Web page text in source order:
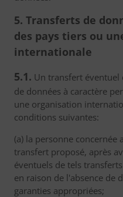
5. Transferts de
des pays tiers ou
internationale
5.1. Un transfert éventuel
de données à caractère
une organisation
conditions suivantes:
(a) la personne
transfert proposé, après
éventuels de tels
en raison de l'absence de
garanties appropriées;